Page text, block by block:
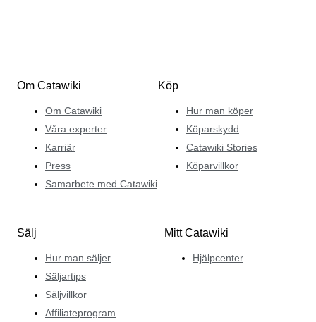
Om Catawiki
Om Catawiki
Våra experter
Karriär
Press
Samarbete med Catawiki
Köp
Hur man köper
Köparskydd
Catawiki Stories
Köparvillkor
Sälj
Hur man säljer
Säljartips
Säljvillkor
Affiliateprogram
Mitt Catawiki
Hjälpcenter